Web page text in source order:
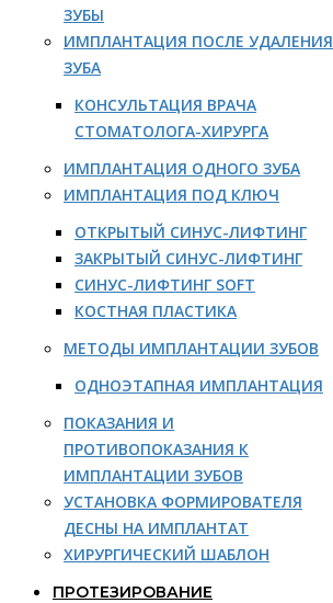
ЗУБЫ
ИМПЛАНТАЦИЯ ПОСЛЕ УДАЛЕНИЯ
ЗУБА
КОНСУЛЬТАЦИЯ ВРАЧА
СТОМАТОЛОГА-ХИРУРГА
ИМПЛАНТАЦИЯ ОДНОГО ЗУБА
ИМПЛАНТАЦИЯ ПОД КЛЮЧ
ОТКРЫТЫЙ СИНУС-ЛИФТИНГ
ЗАКРЫТЫЙ СИНУС-ЛИФТИНГ
СИНУС-ЛИФТИНГ SOFT
КОСТНАЯ ПЛАСТИКА
МЕТОДЫ ИМПЛАНТАЦИИ ЗУБОВ
ОДНОЭТАПНАЯ ИМПЛАНТАЦИЯ
ПОКАЗАНИЯ И
ПРОТИВОПОКАЗАНИЯ К
ИМПЛАНТАЦИИ ЗУБОВ
УСТАНОВКА ФОРМИРОВАТЕЛЯ
ДЕСНЫ НА ИМПЛАНТАТ
ХИРУРГИЧЕСКИЙ ШАБЛОН
ПРОТЕЗИРОВАНИЕ